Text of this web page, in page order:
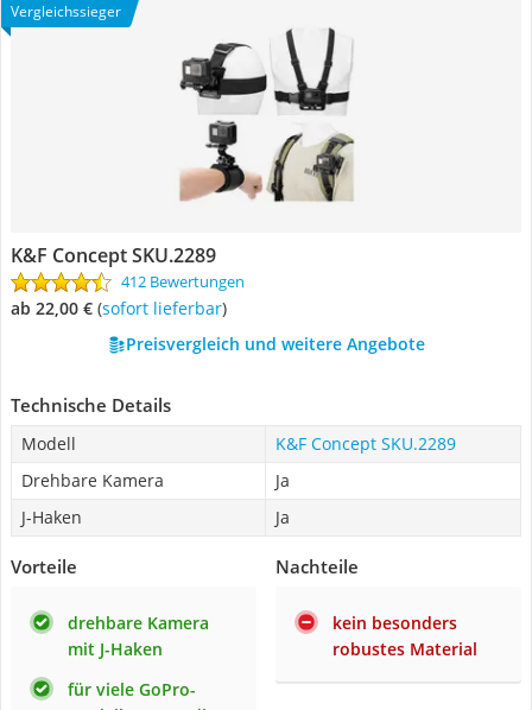
Vergleichssieger
K&F Concept SKU.2289
412 Bewertungen
ab 22,00 € ( Sofort lieferbar)
Preisvergleich und weitere Angebote
Technische Details
Modell
K&F Concept SKU.2289
Drehbare Kamera
Ja
J-Haken
Ja
Vorteile
drehbare Kamera
mit J-Haken
für viele GoPro-
Nachteile
kein besonders
robustes Material